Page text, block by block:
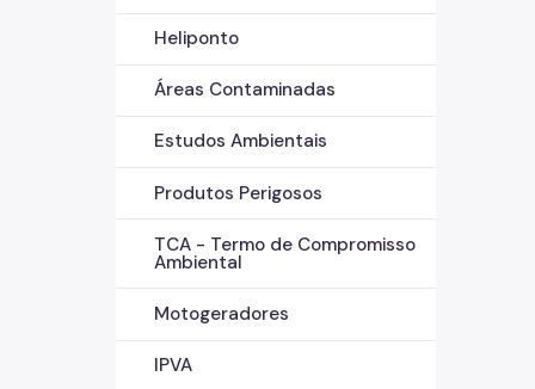
Heliponto
Áreas Contaminadas
Estudos Ambientais
Produtos Perigosos
TCA - Termo de Compromisso
Ambiental
Motogeradores
IPVA